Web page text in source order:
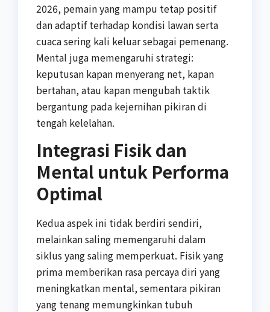
2026, pemain yang mampu tetap positif
dan adaptif terhadap kondisi lawan serta
cuaca sering kali keluar sebagai pemenang.
Mental juga memengaruhi strategi:
keputusan kapan menyerang net, kapan
bertahan, atau kapan mengubah taktik
bergantung pada kejernihan pikiran di
tengah kelelahan.
Integrasi Fisik dan
Mental untuk Performa
Optimal
Kedua aspek ini tidak berdiri sendiri,
melainkan saling memengaruhi dalam
siklus yang saling memperkuat. Fisik yang
prima memberikan rasa percaya diri yang
meningkatkan mental, sementara pikiran
yang tenang memungkinkan tubuh